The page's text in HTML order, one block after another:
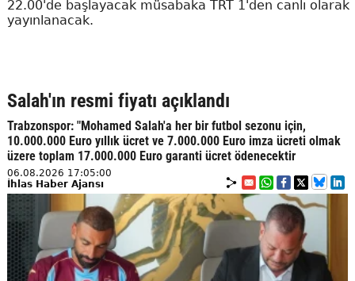
22.00'de başlayacak müsabaka TRT 1'den canlı olarak
yayınlanacak.
Salah'ın resmi fiyatı açıklandı
Trabzonspor: "Mohamed Salah'a her bir futbol sezonu için,
10.000.000 Euro yıllık ücret ve 7.000.000 Euro imza ücreti olmak
üzere toplam 17.000.000 Euro garanti ücret ödenecektir
06.08.2026 17:05:00
İhlas Haber Ajansı